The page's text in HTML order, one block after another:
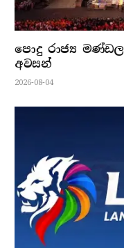
පොදු රාජ්‍ය
අවසන්
2026-08-04